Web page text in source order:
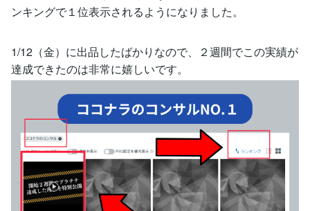
ンキングで１位表示されるようになりました。
1/12（金）に出品したばかりなので、２週間でこの実績が
達成できたのは非常に嬉しいです。